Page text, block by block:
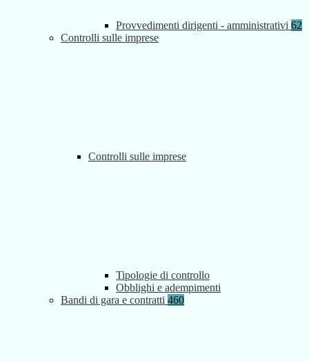
Provvedimenti dirigenti - amministrativi 62
Controlli sulle imprese
Controlli sulle imprese
Tipologie di controllo
Obblighi e adempimenti
Bandi di gara e contratti 460